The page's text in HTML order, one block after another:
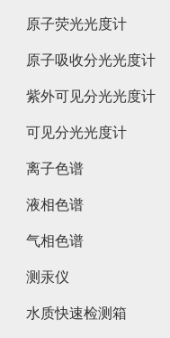
原子荧光光度计
原子吸收分光光度计
紫外可见分光光度计
可见分光光度计
离子色谱
液相色谱
气相色谱
测汞仪
水质快速检测箱